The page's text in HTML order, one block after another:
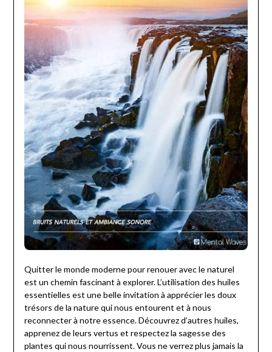
Quitter le monde moderne pour renouer avec le naturel
est un chemin fascinant à explorer. L’utilisation des huiles
essentielles est une belle invitation à apprécier les doux
trésors de la nature qui nous entourent et à nous
reconnecter à notre essence. Découvrez d’autres huiles,
apprenez de leurs vertus et respectez la sagesse des
plantes qui nous nourrissent. Vous ne verrez plus jamais la